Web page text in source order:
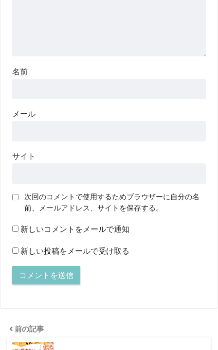
名前
メール
サイト
次回のコメントで使用するためブラウザーに自分の名
前、メールアドレス、サイトを保存する。
新しいコメントをメールで通知
新しい投稿をメールで受け取る
前の記事